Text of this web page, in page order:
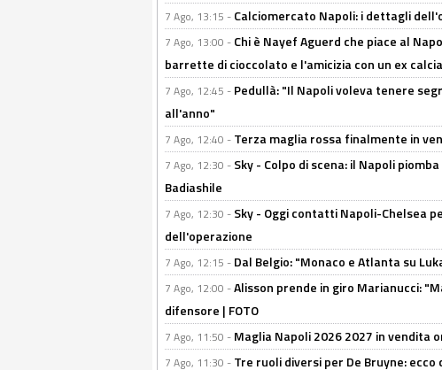
7 Ago, 13:15 - Calciomercato Napoli: i dettagli
7 Ago, 13:00 - Chi è Nayef Aguerd che piace al
barrette di cioccolato e l'amicizia con un ex
7 Ago, 12:45 - Pedullà: "Il Napoli voleva tenere
all'anno"
7 Ago, 12:40 - Terza maglia rossa finalmente in
7 Ago, 12:30 - Sky - Colpo di scena: il Napoli
Badiashile
7 Ago, 12:30 - Sky - Oggi contatti Napoli-Chelsea
dell'operazione
7 Ago, 12:15 - Dal Belgio: "Monaco e Atlanta su
7 Ago, 12:00 -Alisson prende in giro Marianucci:
difensore | FOTO
7 Ago, 11:50 - Maglia Napoli 2026 2027 in vendita
7 Ago, 11:30 - Tre ruoli diversi per De Bruyne: